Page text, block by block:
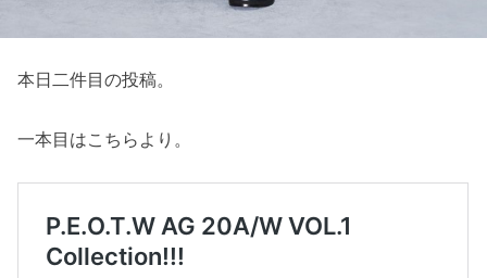
本日二件目の投稿。
一本目はこちらより。